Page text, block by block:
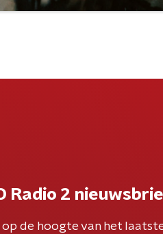
Radio 2
de hoogte van het